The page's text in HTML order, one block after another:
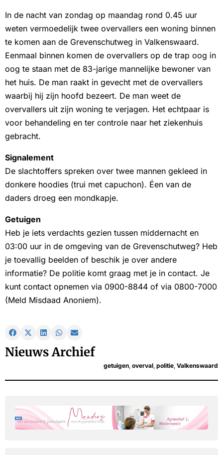
In de nacht van zondag op maandag rond 0.45 uur
weten vermoedelijk twee overvallers een woning binnen
te komen aan de Grevenschutweg in Valkenswaard.
Eenmaal binnen komen de overvallers op de trap oog in
oog te staan met de 83-jarige mannelijke bewoner van
het huis. De man raakt in gevecht met de overvallers
waarbij hij zijn hoofd bezeert. De man weet de
overvallers uit zijn woning te verjagen. Het echtpaar is
voor behandeling en ter controle naar het ziekenhuis
gebracht.
Signalement
De slachtoffers spreken over twee mannen gekleed in
donkere hoodies (trui met capuchon). Éen van de
daders droeg een mondkapje.
Getuigen
Heb je iets verdachts gezien tussen middernacht en
03:00 uur in de omgeving van de Grevenschutweg? Heb
je toevallig beelden of beschik je over andere
informatie? De politie komt graag met je in contact. Je
kunt contact opnemen via 0900-8844 of via 0800-7000
(Meld Misdaad Anoniem).
Nieuws Archief
getuigen, overval, politie, Valkenswaard